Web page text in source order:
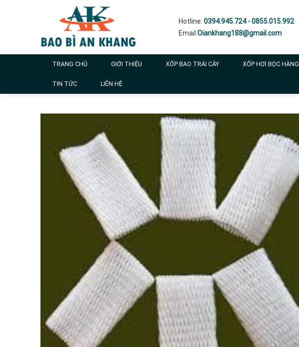
Hotline: 0394.945.724 - 0855.015.992
Email:Oiankhang188@gmail.com
TRANG CHỦ GIỚI THIỆU XỐP BAO TRÁI CÂY XỐP HƠI BỌC HÀNG
TIN TỨC LIÊN HỆ